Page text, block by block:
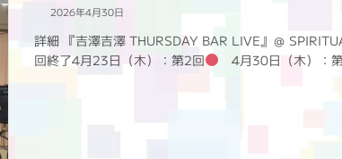
2026年4月30日
詳細 『吉澤吉澤 THURSDAY BAR LIVE』＠
回終了4月23日（木）：第2回
4月30日（木）：